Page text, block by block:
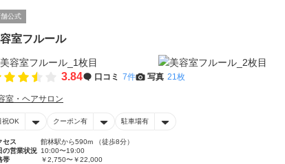
舗公式
室フルール
3.84 口コミ 7件 写真 21枚
室・ヘアサロン
祝OK クーポン有 駐車場有
セス
館林駅から590m （徒歩8分）
の営業状況 10:00〜19:00
帯
￥2,750〜￥22,000